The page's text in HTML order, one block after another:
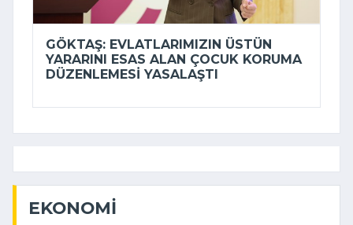
GÖKTAŞ: EVLATLARIMIZIN ÜSTÜN
YARARINI ESAS ALAN ÇOCUK KORUMA
DÜZENLEMESI YASALAŞTI
EKONOMI